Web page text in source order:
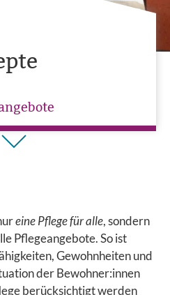
eine Pflege für alle, sondern
Pflegeangebote. So ist
Gewohnheiten und
der Bewohner:innen
berücksichtigt werden